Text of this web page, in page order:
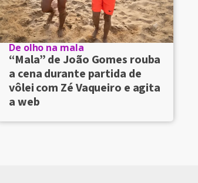
De olho na mala
“Mala” de João Gomes rouba
a cena durante partida de
vôlei com Zé Vaqueiro e agita
a web